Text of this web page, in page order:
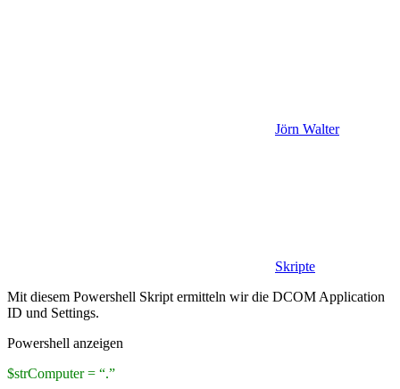
Jörn Walter
Skripte
Mit diesem Powershell Skript ermitteln wir die DCOM Application
ID und Settings.
Powershell anzeigen
$strComputer = “.”